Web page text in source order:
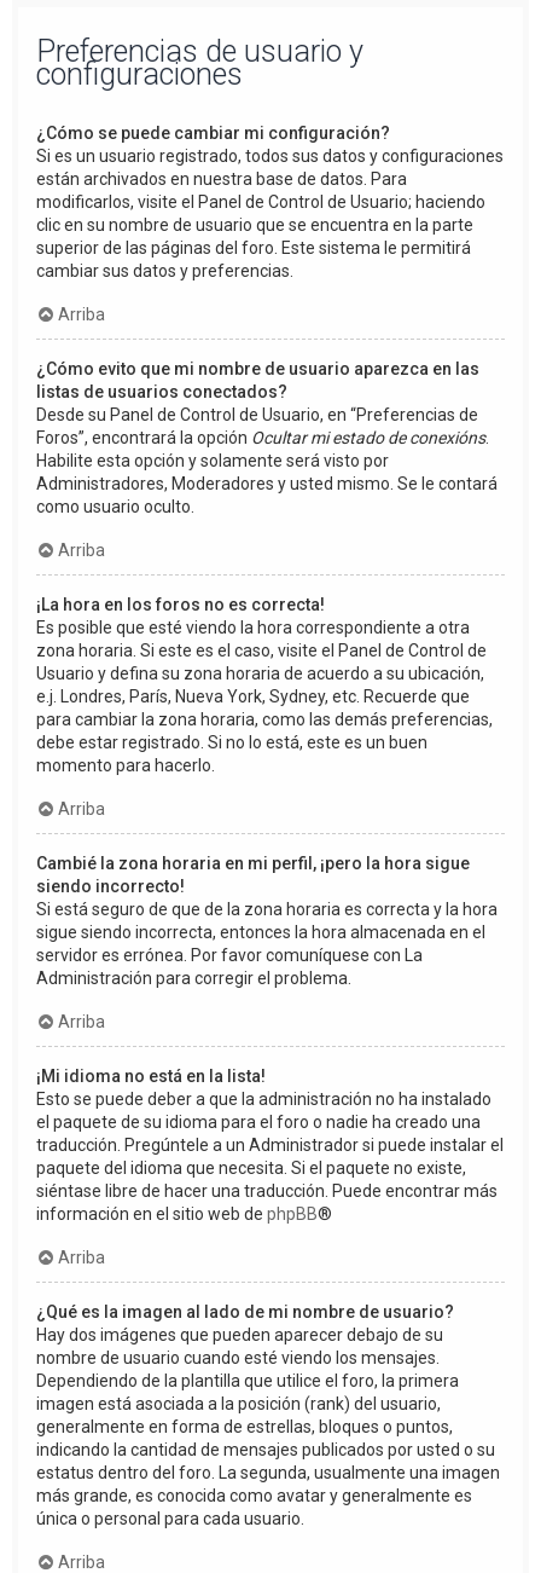
Preferencias de usuario y
configuraciones
¿Cómo se puede cambiar mi configuración?
Si es un usuario registrado, todos sus datos y configuraciones
están archivados en nuestra base de datos. Para
modificarlos, visite el Panel de Control de Usuario; haciendo
clic en su nombre de usuario que se encuentra en la parte
superior de las páginas del foro. Este sistema le permitirá
cambiar sus datos y preferencias.
Arriba
¿Cómo evito que mi nombre de usuario aparezca en las
listas de usuarios conectados?
Desde su Panel de Control de Usuario, en “Preferencias de
Foros”, encontrará la opción Ocultar mi estado de conexións.
Habilite esta opción y solamente será visto por
Administradores, Moderadores y usted mismo. Se le contará
como usuario oculto.
Arriba
¡La hora en los foros no es correcta!
Es posible que esté viendo la hora correspondiente a otra
zona horaria. Si este es el caso, visite el Panel de Control de
Usuario y defina su zona horaria de acuerdo a su ubicación,
e.j. Londres, París, Nueva York, Sydney, etc. Recuerde que
para cambiar la zona horaria, como las demás preferencias,
debe estar registrado. Si no lo está, este es un buen
momento para hacerlo.
Arriba
Cambié la zona horaria en mi perfil, ¡pero la hora sigue
siendo incorrecto!
Si está seguro de que de la zona horaria es correcta y la hora
sigue siendo incorrecta, entonces la hora almacenada en el
servidor es errónea. Por favor comuníquese con La
Administración para corregir el problema.
Arriba
¡Mi idioma no está en la lista!
Esto se puede deber a que la administración no ha instalado
el paquete de su idioma para el foro o nadie ha creado una
traducción. Pregúntele a un Administrador si puede instalar el
paquete del idioma que necesita. Si el paquete no existe,
siéntase libre de hacer una traducción. Puede encontrar más
información en el sitio web de phpBB®
Arriba
¿Qué es la imagen al lado de mi nombre de usuario?
Hay dos imágenes que pueden aparecer debajo de su
nombre de usuario cuando esté viendo los mensajes.
Dependiendo de la plantilla que utilice el foro, la primera
imagen está asociada a la posición (rank) del usuario,
generalmente en forma de estrellas, bloques o puntos,
indicando la cantidad de mensajes publicados por usted o su
estatus dentro del foro. La segunda, usualmente una imagen
más grande, es conocida como avatar y generalmente es
única o personal para cada usuario.
Arriba